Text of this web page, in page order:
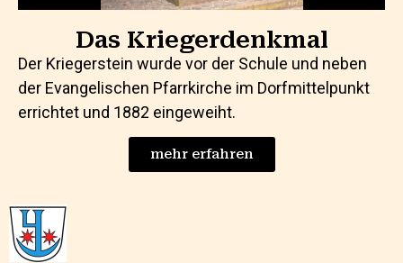
Das Kriegerdenkmal
Der Kriegerstein wurde vor der Schule und neben
der Evangelischen Pfarrkirche im Dorfmittelpunkt
errichtet und 1882 eingeweiht.
mehr erfahren